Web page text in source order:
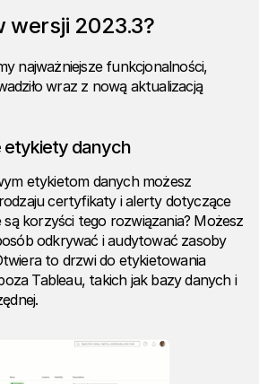
wersji 2023.3?
najważniejsze funkcjonalności,
wraz z nową aktualizacją
etykiety danych
etykietom danych możesz
certyfikaty i alerty dotyczące
są korzyści tego rozwiązania? Możesz
odkrywać i audytować zasoby
to drzwi do etykietowania
Tableau, takich jak bazy danych i